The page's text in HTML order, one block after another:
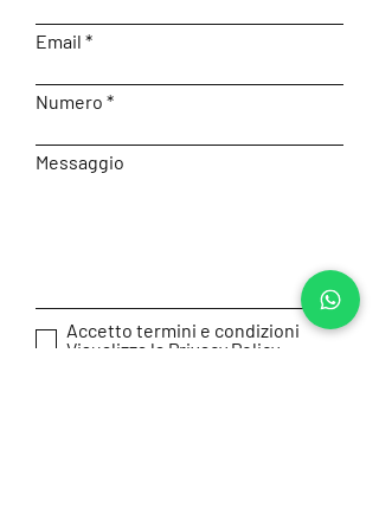
Email
Numero
Messaggio
Accetto termini e condizioni
Visualizza la Privacy Policy